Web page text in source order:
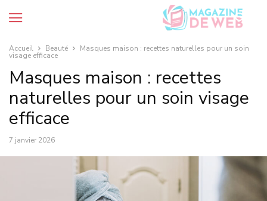
Accueil Beauté Masques maison : recettes naturelles pour un soin
visage efficace
Masques maison : recettes
naturelles pour un soin visage
efficace
7 janvier 2026